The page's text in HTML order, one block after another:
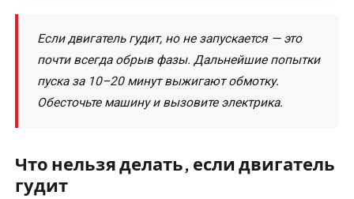
Если двигатель гудит, но не запускается — это
почти всегда обрыв фазы. Дальнейшие попытки
пуска за 10–20 минут выжигают обмотку.
Обесточьте машину и вызовите электрика.
Что нельзя делать, если двигатель
гудит